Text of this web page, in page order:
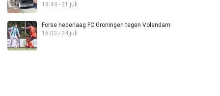
19:44 - 21 juli
Forse nederlaag FC Groningen tegen Volendam
16:03 - 24 juli